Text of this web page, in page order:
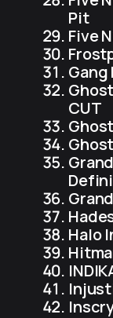
Pit
Five
Gang
CUT
Halo